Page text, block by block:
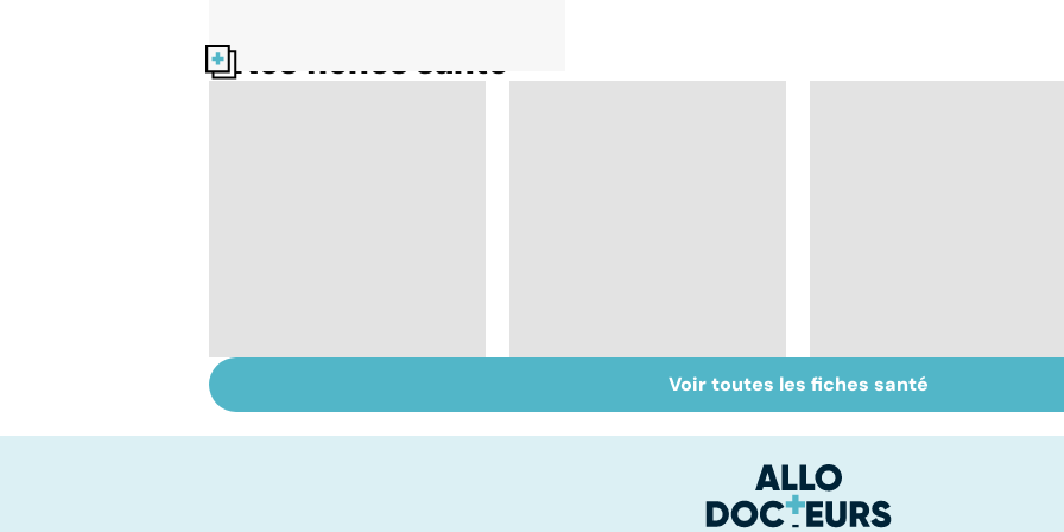
Nos fiches santé
ménopause
Tout savoir sur le
cerveau
Staphylocoque doré :
une bactérie sous
Voir toutes les fiches santé